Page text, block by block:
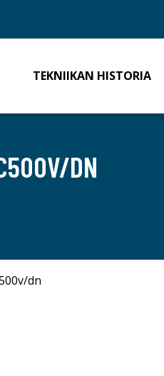
TEKNIIKAN HISTORIA
DN